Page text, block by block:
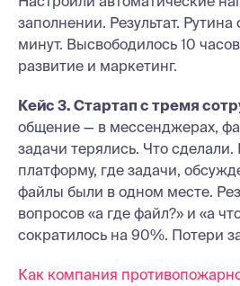
заполнении. Результат.
минут. Высвободилось 10
развитие и маркетинг.
Кейс 3. Стартап с тремя
общение — в мессенджерах,
задачи терялись. Что
платформу, где задачи,
файлы были в одном месте.
вопросов «а где файл?» и «а
сократилось на 90%. Потери
Как компания